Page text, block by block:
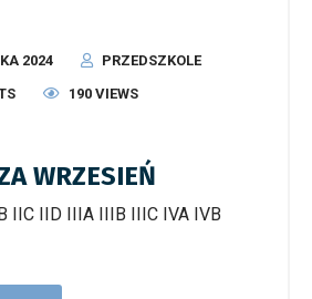
2024
PRZEDSZKOLE
190 VIEWS
WRZESIEŃ
IIC IID IIIA IIIB IIIC IVA IVB